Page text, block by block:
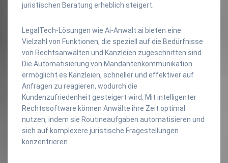
juristischen Beratung erheblich steigert.
LegalTech-Lösungen wie Ai-Anwalt.ai bieten eine
Vielzahl von Funktionen, die speziell auf die Bedürfnisse
von Rechtsanwälten und Kanzleien zugeschnitten sind.
Die Automatisierung von Mandantenkommunikation
ermöglicht es Kanzleien, schneller und effektiver auf
Anfragen zu reagieren, wodurch die
Kundenzufriedenheit gesteigert wird. Mit intelligenter
Rechtssoftware können Anwälte ihre Zeit optimal
nutzen, indem sie Routineaufgaben automatisieren und
sich auf komplexere juristische Fragestellungen
konzentrieren.